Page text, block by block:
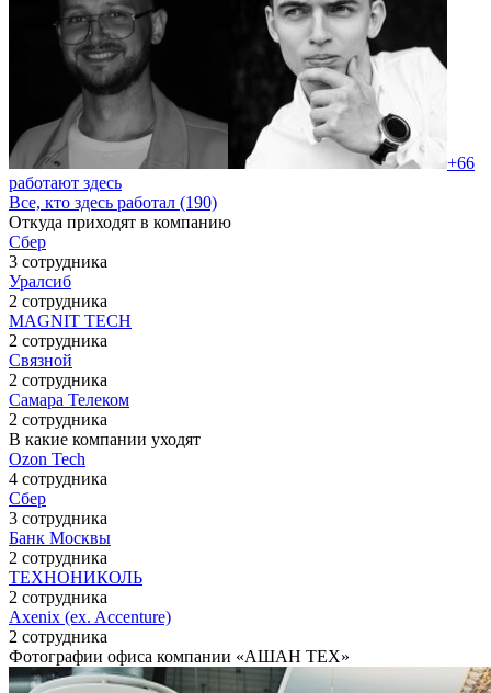
+66
работают здесь
Все, кто здесь работал (190)
Откуда приходят в компанию
Сбер
3 сотрудника
Уралсиб
2 сотрудника
MAGNIT TECH
2 сотрудника
Связной
2 сотрудника
Самара Телеком
2 сотрудника
В какие компании уходят
Ozon Tech
4 сотрудника
Сбер
3 сотрудника
Банк Москвы
2 сотрудника
ТЕХНОНИКОЛЬ
2 сотрудника
Axenix (ex. Accenture)
2 сотрудника
Фотографии офиса компании «АШАН ТЕХ»